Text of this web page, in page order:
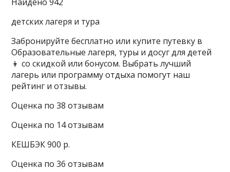
Найдено 942
детских лагеря и тура
Забронируйте бесплатно или купите путевку в
Образовательные лагеря, туры и досуг для детей
👦 со скидкой или бонусом. Выбрать лучший
лагерь или программу отдыха помогут наш
рейтинг и отзывы.
Оценка по 38 отзывам
Оценка по 14 отзывам
КЕШБЭК 900 р.
Оценка по 36 отзывам